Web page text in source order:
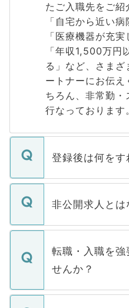
たご入職先をご紹
「自宅から近い
「医療機器が充
「年収1,500万円
る」など、さま
ートナーにお伝え
ちろん、非常勤・
行なっております。
登録後は何を
ご登録いただき
登録内容を確認
ます。通常、5営
いただきますの
非公開求人とは
マイナビ
うち約3割は、
けない「非公開
下記の理由によ
ません。
転職・入職を強
せんか？
転職・入職を強